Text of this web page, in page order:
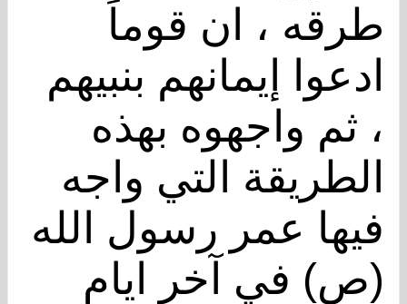
طرقه ، ان قوماً
ادعوا إيمانهم بنبيهم
، ثم واجهوه بهذه
الطريقة التي واجه
فيها عمر رسول الله
(ص) في آخر ايام